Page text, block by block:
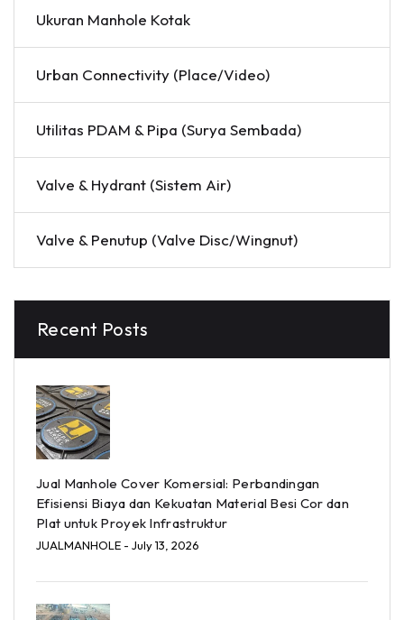
Ukuran Manhole Kotak
Urban Connectivity (Place/Video)
Utilitas PDAM & Pipa (Surya Sembada)
Valve & Hydrant (Sistem Air)
Valve & Penutup (Valve Disc/Wingnut)
Recent Posts
Jual Manhole Cover Komersial: Perbandingan
Efisiensi Biaya dan Kekuatan Material Besi Cor dan
Plat untuk Proyek Infrastruktur
JUALMANHOLE - July 13, 2026